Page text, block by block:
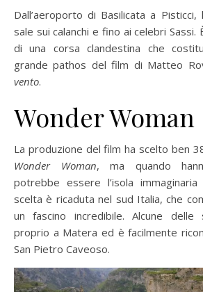
Dall’aeroporto di Basilicata a
sale sui calanchi e fino ai celebri
di una corsa clandestina che
grande pathos del film di Matteo
vento.
Wonder Woman
La produzione del film ha scelto ben
Wonder Woman, ma quando
potrebbe essere l’isola
scelta è ricaduta nel sud Italia, che
un fascino incredibile. Alcune delle
proprio a Matera ed è facilmente
San Pietro Caveoso.